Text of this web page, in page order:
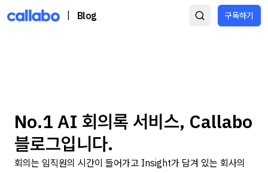
Blog 구독하기
No.1 AI 회의록 서비스, Callabo
블로그입니다.
회의는 임직원의 시간이 들어가고 Insight가 담겨 있는 회사의